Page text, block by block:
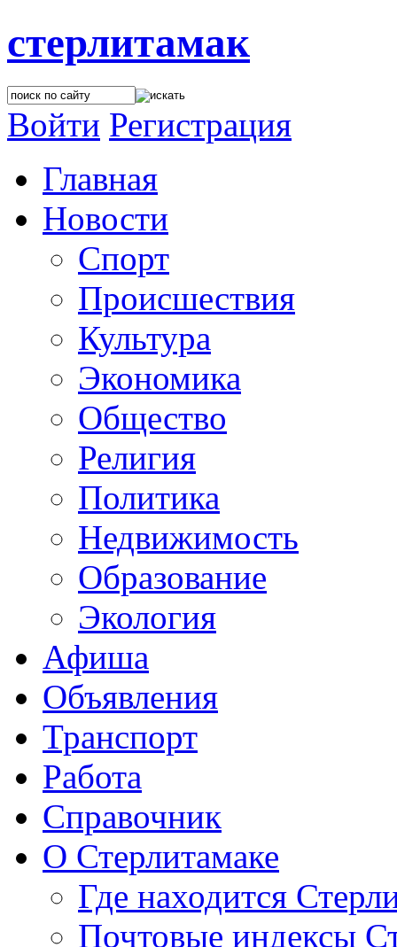
стерлитамак
Войти Регистрация
Главная
Новости
Спорт
Происшествия
Культура
Экономика
Общество
Религия
Политика
Недвижимость
Образование
Экология
Афиша
Объявления
Транспорт
Работа
Справочник
О Стерлитамаке
Где находится
Почтовые индексы